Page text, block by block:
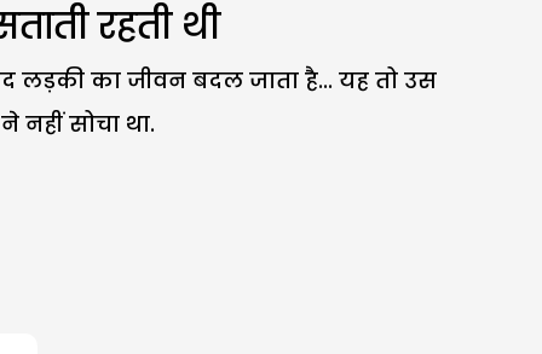
रहती थी
का जीवन बदल जाता है... यह तो उस
नहीं सोचा था.